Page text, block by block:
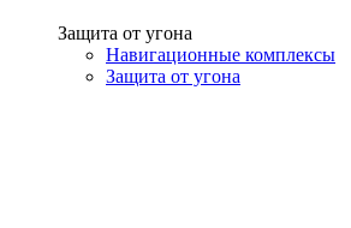
Защита от угона
Навигационные комплексы
Защита от угона